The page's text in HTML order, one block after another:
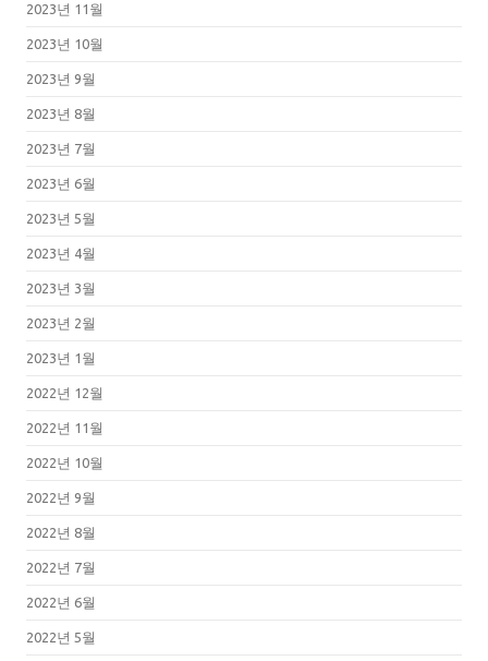
2023년 11월
2023년 10월
2023년 9월
2023년 8월
2023년 7월
2023년 6월
2023년 5월
2023년 4월
2023년 3월
2023년 2월
2023년 1월
2022년 12월
2022년 11월
2022년 10월
2022년 9월
2022년 8월
2022년 7월
2022년 6월
2022년 5월